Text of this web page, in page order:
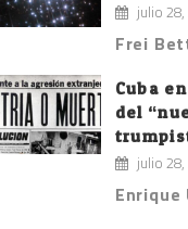
julio
Frei
Cuba
del
julio
Enrique